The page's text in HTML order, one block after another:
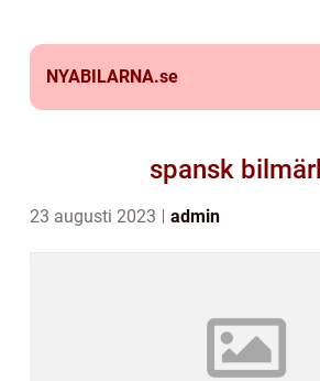
NYABILARNA.se
spansk
23 augusti 2023 admin